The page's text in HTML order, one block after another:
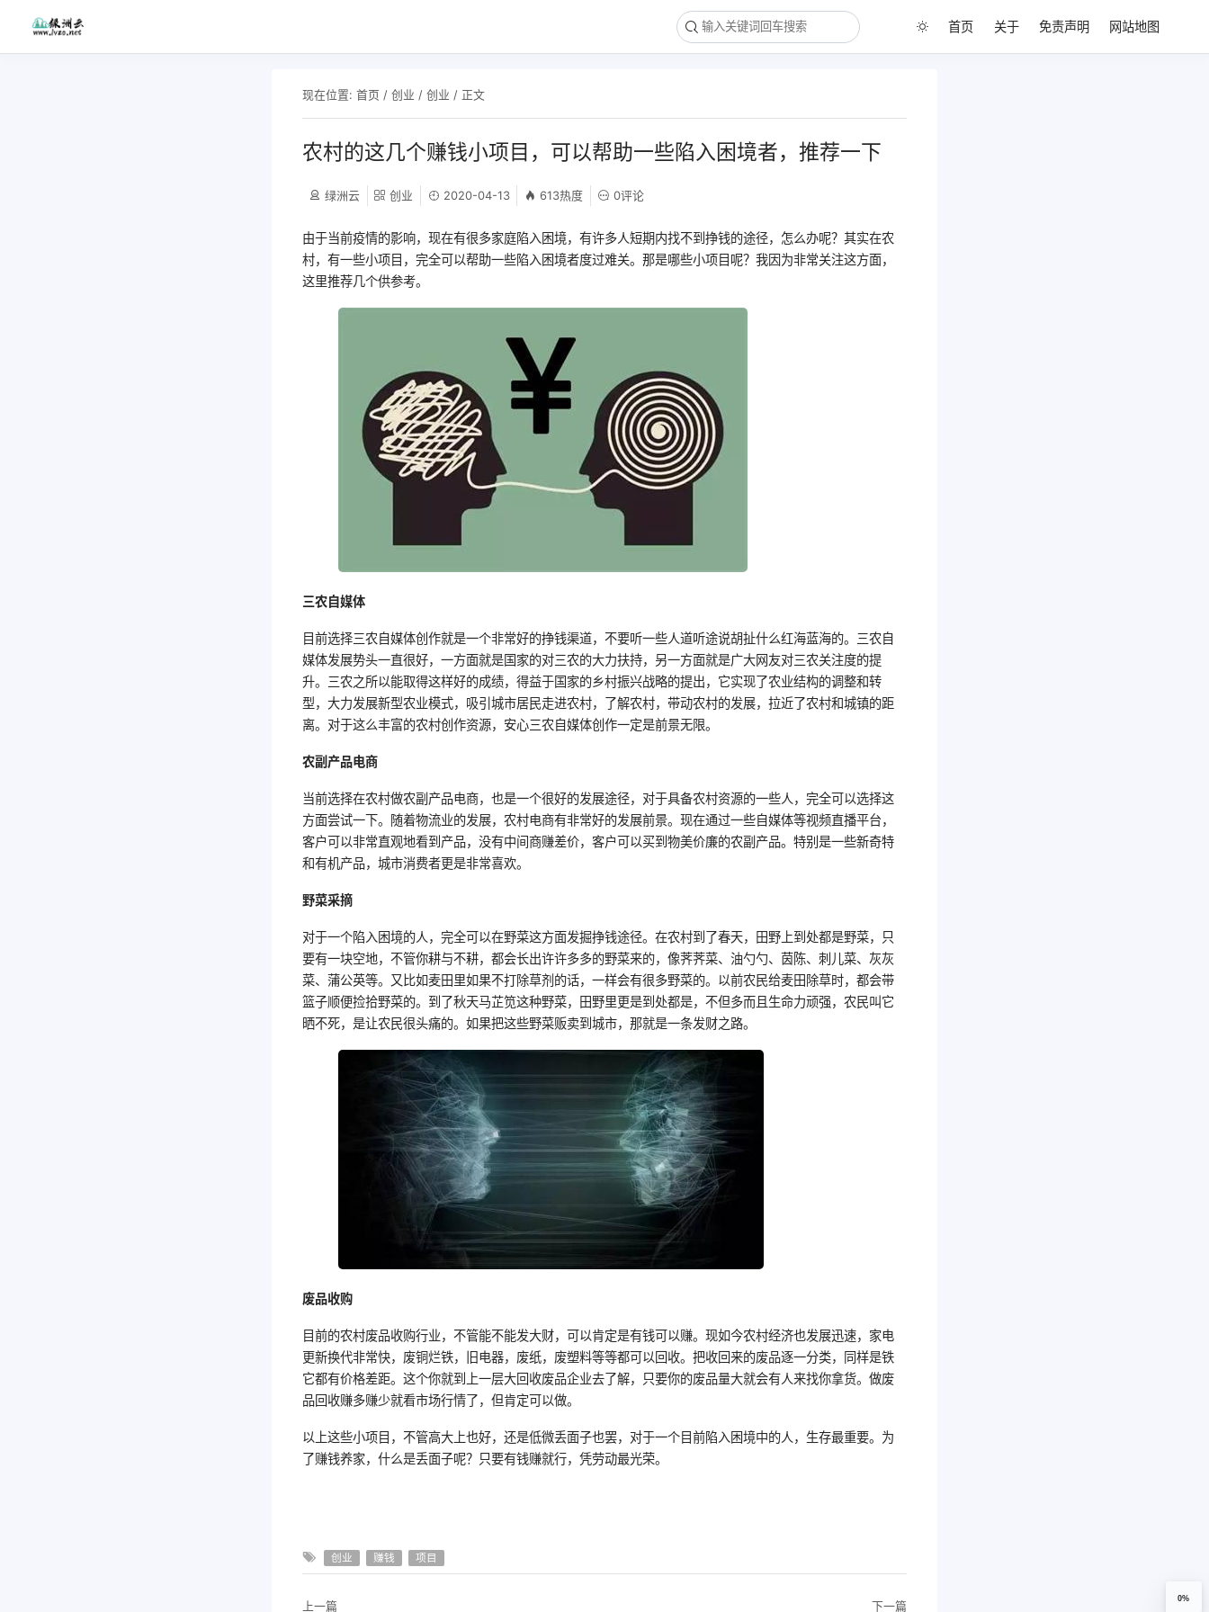
首页 关于 免责声明 网站地图
现在位置:首页 /创业 /创业 / 正文
农村的这几个赚钱小项目，可以帮助一些陷入困境者，推荐一下
绿洲云 创业 2020-04-13 613热度 0评论
由于当前疫情的影响，现在有很多家庭陷入困境，有许多人短期内找不到挣钱的途径，怎么办呢？其实在农
村，有一些小项目，完全可以帮助一些陷入困境者度过难关。那是哪些小项目呢？我因为非常关注这方面，
这里推荐几个供参考。
三农自媒体
目前选择三农自媒体创作就是一个非常好的挣钱渠道，不要听一些人道听途说胡扯什么红海蓝海的。三农自
媒体发展势头一直很好，一方面就是国家的对三农的大力扶持，另一方面就是广大网友对三农关注度的提
升。三农之所以能取得这样好的成绩，得益于国家的乡村振兴战略的提出，它实现了农业结构的调整和转
型，大力发展新型农业模式，吸引城市居民走进农村，了解农村，带动农村的发展，拉近了农村和城镇的距
离。对于这么丰富的农村创作资源，安心三农自媒体创作一定是前景无限。
农副产品电商
当前选择在农村做农副产品电商，也是一个很好的发展途径，对于具备农村资源的一些人，完全可以选择这
方面尝试一下。随着物流业的发展，农村电商有非常好的发展前景。现在通过一些自媒体等视频直播平台，
客户可以非常直观地看到产品，没有中间商赚差价，客户可以买到物美价廉的农副产品。特别是一些新奇特
和有机产品，城市消费者更是非常喜欢。
野菜采摘
对于一个陷入困境的人，完全可以在野菜这方面发掘挣钱途径。在农村到了春天，田野上到处都是野菜，只
要有一块空地，不管你耕与不耕，都会长出许许多多的野菜来的，像荠荠菜、油勺勺、茵陈、刺儿菜、灰灰
菜、蒲公英等。又比如麦田里如果不打除草剂的话，一样会有很多野菜的。以前农民给麦田除草时，都会带
篮子顺便捡拾野菜的。到了秋天马芷笕这种野菜，田野里更是到处都是，不但多而且生命力顽强，农民叫它
晒不死，是让农民很头痛的。如果把这些野菜贩卖到城市，那就是一条发财之路。
废品收购
目前的农村废品收购行业，不管能不能发大财，可以肯定是有钱可以赚。现如今农村经济也发展迅速，家电
更新换代非常快，废铜烂铁，旧电器，废纸，废塑料等等都可以回收。把收回来的废品逐一分类，同样是铁
它都有价格差距。这个你就到上一层大回收废品企业去了解，只要你的废品量大就会有人来找你拿货。做废
品回收赚多赚少就看市场行情了，但肯定可以做。
以上这些小项目，不管高大上也好，还是低微丢面子也罢，对于一个目前陷入困境中的人，生存最重要。为
了赚钱养家，什么是丢面子呢？只要有钱赚就行，凭劳动最光荣。
创业 赚钱 项目
上一篇 下一篇
0%